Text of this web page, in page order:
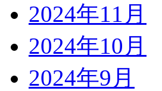
2024年11月
2024年10月
2024年9月